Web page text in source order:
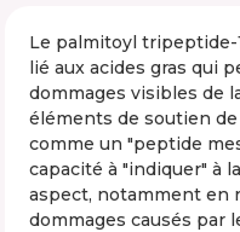
Le palmitoyl
lié aux acides gras qui
dommages visibles de
éléments de soutien
comme un "peptide
capacité à "indiquer" à
aspect, notamment en
dommages causés par